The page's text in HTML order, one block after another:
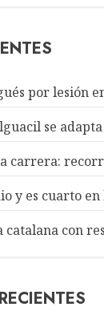
por lesión
se
carrera:
y es cuarto
con